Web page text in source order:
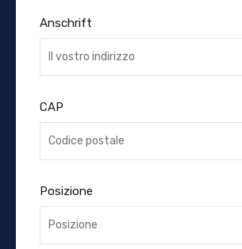
Anschrift
CAP
Posizione